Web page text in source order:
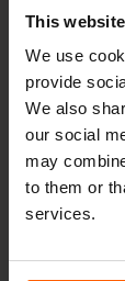
This
We use
provide
We also
our social
may
to them or
services.